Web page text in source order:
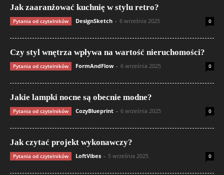
Jak zaaranżować kuchnię w stylu retro?
Pytania od czytelników DesignSketch - 6 września 2025 0
Czy styl wnętrza wpływa na wartość nieruchomości?
Pytania od czytelników FormAndFlow - 6 września 2025 0
Jakie lampki nocne są obecnie modne?
Pytania od czytelników CozyBlueprint - 6 września 2025 0
Jak czytać projekt wykonawczy?
Pytania od czytelników LoftVibes - 5 września 2025 0